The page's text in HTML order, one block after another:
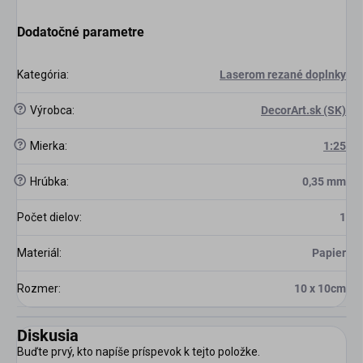
Dodatočné parametre
Kategória: Laserom rezané doplnky
? Výrobca: DecorArt.sk (SK)
? Mierka: 1:25
? Hrúbka: 0,35 mm
Počet dielov: 1
Materiál : Papier
Rozmer: 10 x 10cm
Diskusia
Buďte prvý, kto napíše príspevok k tejto položke.